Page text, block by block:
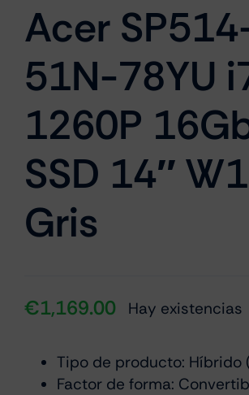
Marcas
Acer
51N-78YU
1260P
SSD 14″
Gris
€1,169.00 Hay existencias
Tipo de producto:
Factor de forma: